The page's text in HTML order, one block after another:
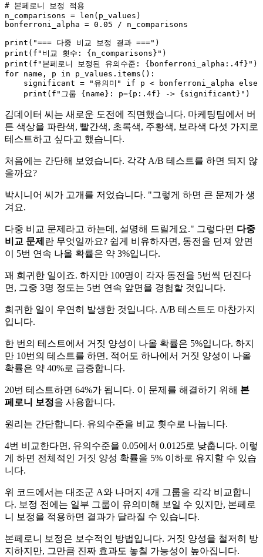
# 본페로니 보정 적용
n_comparisons =
len (p_values)
bonferroni_alpha = 0.05 / n_comparisons
print ( "=== 다중 비교 보정 결과 ==="
print ( f"비교 횟수: {n_comparisons} "
print ( f"본페로니 보정된 유의수준: {bonferroni_alpha: .4f} "
for name, p in p_values.items():
    significant =
"유의미" if p < bonferroni_alpha else
print ( f"그룹 {name} : p={p: .4f} -> {significant} "
김데이터 씨는 새로운 도전에 직면했습니다. 마케팅팀에서 버
튼 색상을 파란색, 빨간색, 초록색, 주황색, 보라색 다섯 가지로
테스트하고 싶다고 했습니다.
처음에는 간단해 보였습니다. 각각 A/B 테스트를 하면 되지 않
을까요?
박시니어 씨가 고개를 저었습니다. "그렇게 하면 큰 문제가 생
겨요.
다중 비교 문제라고 하는데, 설명해 드릴게요." 그렇다면 다중
비교 문제 란 무엇일까요? 쉽게 비유하자면, 동전을 던져 앞면
이 5번 연속 나올 확률은 약 3%입니다.
꽤 희귀한 일이죠. 하지만 100명이 각자 동전을 5번씩 던진다
면, 그중 3명 정도는 5번 연속 앞면을 경험할 것입니다.
희귀한 일이 우연히 발생한 것입니다. A/B 테스트도 마찬가지
입니다.
한 번의 테스트에서 거짓 양성이 나올 확률은 5%입니다. 하지
만 10번의 테스트를 하면, 적어도 하나에서 거짓 양성이 나올
확률은 약 40%로 급증합니다.
20번 테스트하면 64%가 됩니다. 이 문제를 해결하기 위해 본
페로니 보정을 사용합니다.
원리는 간단합니다. 유의수준을 비교 횟수로 나눕니다.
4번 비교한다면, 유의수준을 0.05에서 0.0125로 낮춥니다. 이렇
게 하면 전체적인 거짓 양성 확률을 5% 이하로 유지할 수 있습
니다.
위 코드에서는 대조군 A와 나머지 4개 그룹을 각각 비교합니
다. 보정 전에는 일부 그룹이 유의미해 보일 수 있지만, 본페로
니 보정을 적용하면 결과가 달라질 수 있습니다.
본페로니 보정은 보수적인 방법입니다. 거짓 양성을 철저히 방
지하지만, 그만큼 진짜 효과도 놓칠 가능성이 높아집니다.